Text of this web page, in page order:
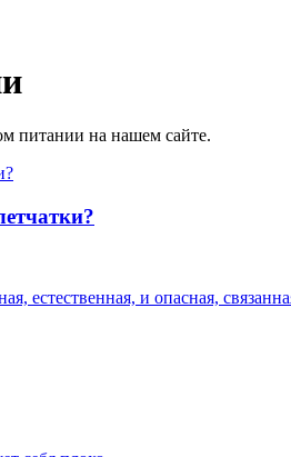
питании на нашем сайте.
естественная, и опасная,